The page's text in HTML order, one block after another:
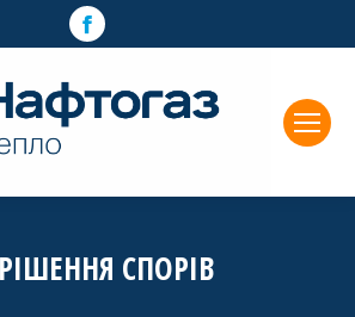
Facebook
opens
window
СПОРIВ